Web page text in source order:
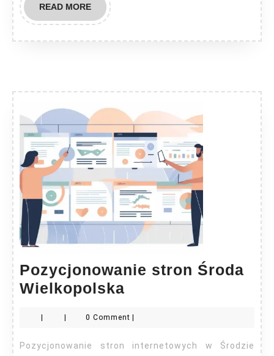
READ MOREREAD
MORE
Pozycjonowanie stron Środa
Wielkopolska
Środa
Wielkopolska
0 Comment
Pozycjonowanie stron internetowych w Środzie